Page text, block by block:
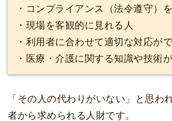
・コンプライアンス（法令遵守）
・現場を客観的に見れる人
・利用者に合わせて適切な対応が
・医療・介護に関する知識や技術
「その人の代わりがいない」と思わ
者から求められる人財です。